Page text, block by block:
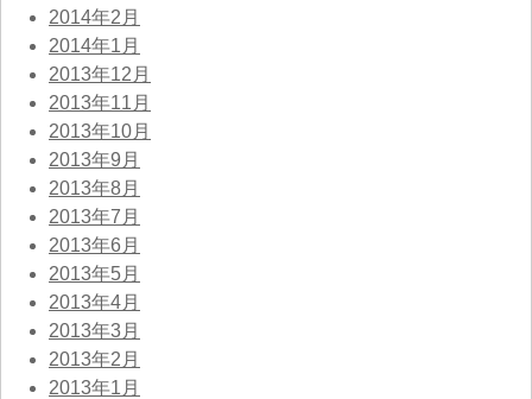
2014年2月
2014年1月
2013年12月
2013年11月
2013年10月
2013年9月
2013年8月
2013年7月
2013年6月
2013年5月
2013年4月
2013年3月
2013年2月
2013年1月